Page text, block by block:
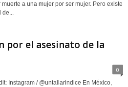
a una mujer por ser mujer. Pero existe
de...
por el asesinato de la
0
Instagram / @untallarindice En México,